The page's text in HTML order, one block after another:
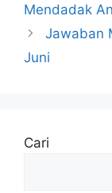
Mendadak
Jawaban
Juni
Cari